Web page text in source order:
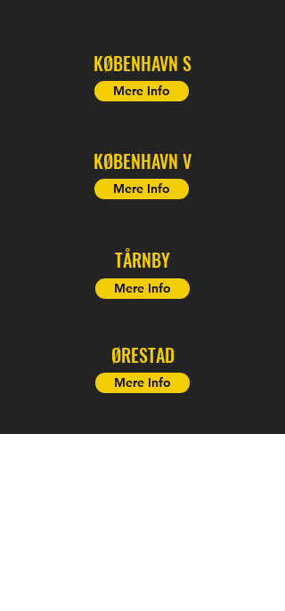
KØBENHAVN S
Mere Info
KØBENHAVN V
Mere Info
ØRESTAD
Mere Info
TÅRNBY
Mere Info